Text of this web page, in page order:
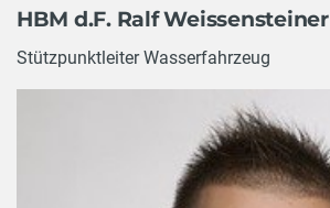
HBM d.F. Ralf Weissensteiner
Stützpunktleiter Wasserfahrzeug